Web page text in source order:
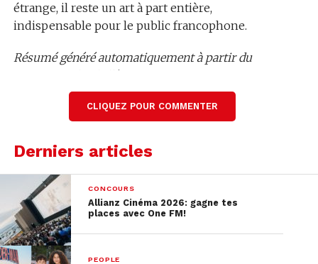
étrange, il reste un art à part entière,
indispensable pour le public francophone.
Résumé généré automatiquement à partir du
Lire la transcription complète
CLIQUEZ POUR COMMENTER
Derniers articles
CONCOURS
Allianz Cinéma 2026: gagne tes
places avec One FM!
PEOPLE